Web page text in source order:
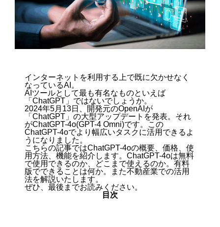
インターネットを利用する上で既に欠かせなく
なっているAI。
AIツールとして最も有名なものといえば
「ChatGPT」ではないでしょうか。
2024年5月13日、開発元のOpenAIが
「ChatGPT」の大型アップデートを発表。それ
がChatGPT-4o(GPT-4 Omni)です。この
ChatGPT-4oでより幅広いタスクに活用できるよ
うになりました。
こちらの記事ではChatGPT-4oの概要、価格、使
用方法、機能を紹介します。ChatGPT-4oは無料
で使用できるのか、どこまで使えるのか。有料
版でできることは何か。また不動産業での活用
法を解説いたします。
ぜひ、最後までお読みください。
目次